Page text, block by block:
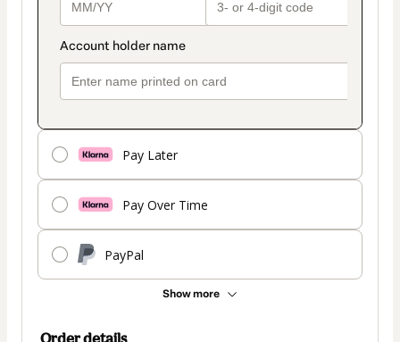
Pay Later
Pay Over Time
PayPal
Show more